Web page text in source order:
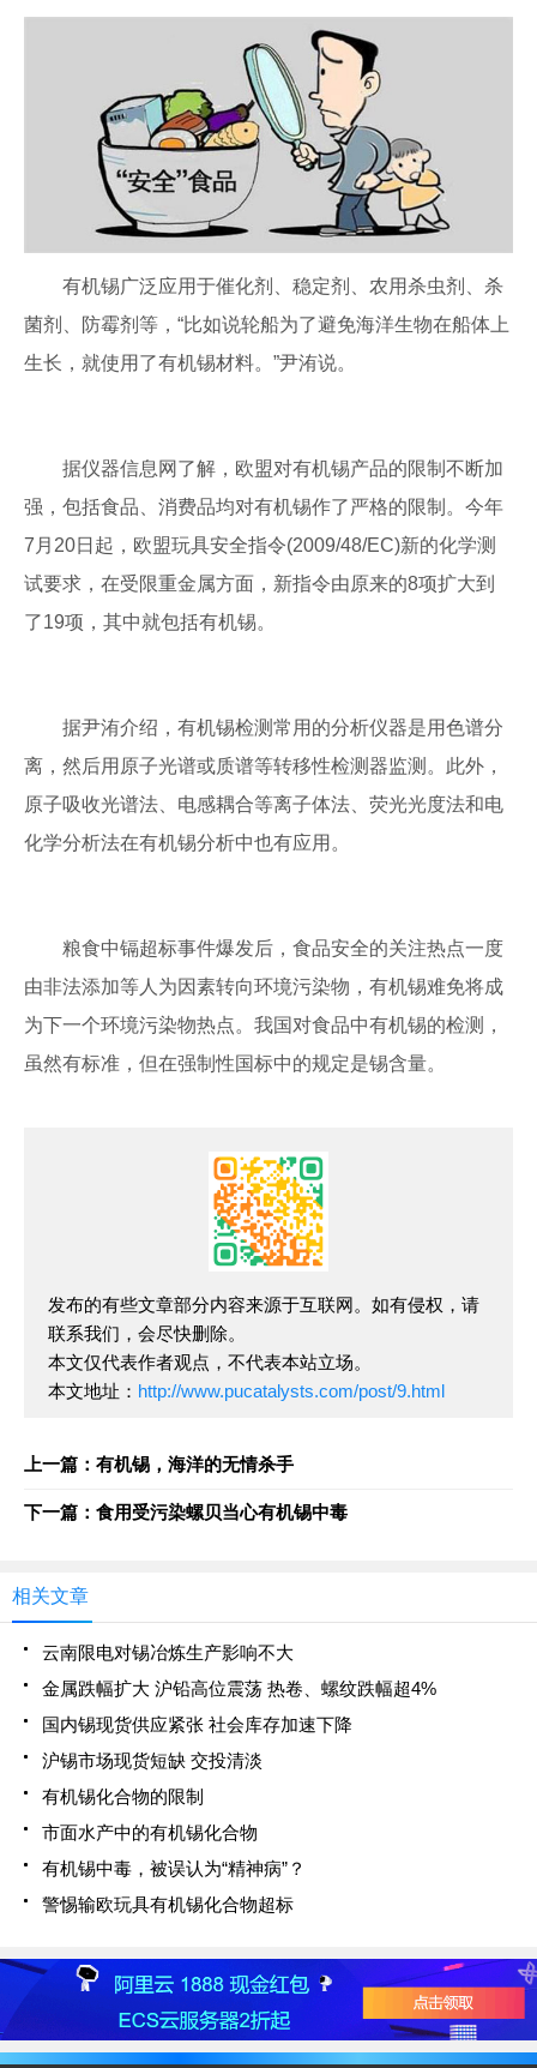
有机锡广泛应用于催化剂、稳定剂、农用杀虫剂、杀
菌剂、防霉剂等，“比如说轮船为了避免海洋生物在船体上
生长，就使用了有机锡材料。”尹洧说。
据仪器信息网了解，欧盟对有机锡产品的限制不断加
强，包括食品、消费品均对有机锡作了严格的限制。今年
7月20日起，欧盟玩具安全指令(2009/48/EC)新的化学测
试要求，在受限重金属方面，新指令由原来的8项扩大到
了19项，其中就包括有机锡。
据尹洧介绍，有机锡检测常用的分析仪器是用色谱分
离，然后用原子光谱或质谱等转移性检测器监测。此外，
原子吸收光谱法、电感耦合等离子体法、荧光光度法和电
化学分析法在有机锡分析中也有应用。
粮食中镉超标事件爆发后，食品安全的关注热点一度
由非法添加等人为因素转向环境污染物，有机锡难免将成
为下一个环境污染物热点。我国对食品中有机锡的检测，
虽然有标准，但在强制性国标中的规定是锡含量。
发布的有些文章部分内容来源于互联网。如有侵权，请
联系我们，会尽快删除。
本文仅代表作者观点，不代表本站立场。
本文地址： http://www.pucatalysts.com/post/9.html
上一篇：有机锡，海洋的无情杀手
下一篇：食用受污染螺贝当心有机锡中毒
相关文章
云南限电对锡冶炼生产影响不大
金属跌幅扩大 沪铅高位震荡 热卷、螺纹跌幅超4%
国内锡现货供应紧张 社会库存加速下降
沪锡市场现货短缺 交投清淡
有机锡化合物的限制
市面水产中的有机锡化合物
有机锡中毒，被误认为“精神病”？
警惕输欧玩具有机锡化合物超标